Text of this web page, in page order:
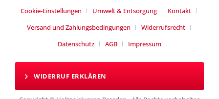
Cookie-Einstellungen Umwelt & Entsorgung
Kontakt
Versand und Zahlungsbedingungen
Widerrufsrecht
Datenschutz
AGB Impressum
WIDERRUF ERKLÄREN